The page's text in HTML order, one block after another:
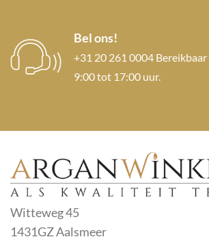
Bel ons!
+31 20 261 0004
9:00 tot 17:00 uur.
Witteweg 45
1431GZ Aalsmeer